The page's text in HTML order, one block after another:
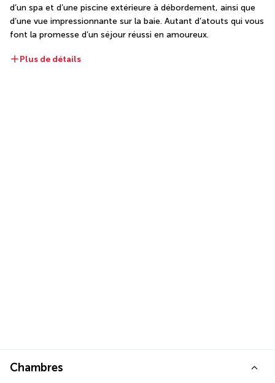
d’un spa et d’une piscine extérieure à débordement, ainsi que
d’une vue impressionnante sur la baie. Autant d’atouts qui vous
font la promesse d’un séjour réussi en amoureux.
Plus de détails
Chambres